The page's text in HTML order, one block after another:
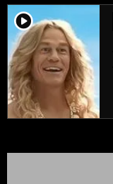
player2